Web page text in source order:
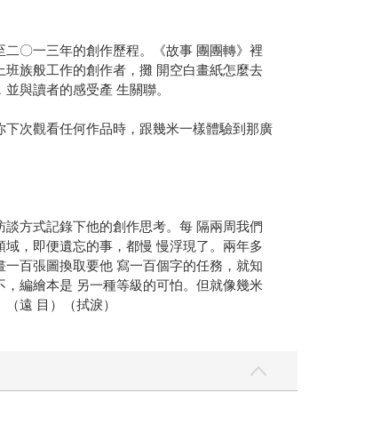
〇一三年的創作歷程。《故事 團團轉》裡
族般工作的創作者，攤 開空白畫紙怎麼去
與讀者的感受產 生關聯。
次觀看任何作品時，跟幾米一樣體驗到那廣
方式記錄下他的創作思考。每 隔兩周我們
，即便遺忘的事，都慢 慢浮現了。兩年多
百張圖換取要他 寫一百個字的任務，就知
編繪本是 另一種等級的可怕。但就像幾米
遠 目）（拭淚）